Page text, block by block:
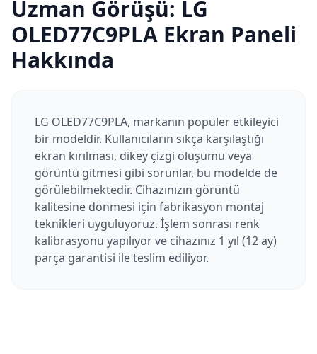
Uzman Görüşü: LG
OLED77C9PLA Ekran Paneli
Hakkında
LG OLED77C9PLA, markanın popüler etkileyici
bir modeldir. Kullanıcıların sıkça karşılaştığı
ekran kırılması, dikey çizgi oluşumu veya
görüntü gitmesi gibi sorunlar, bu modelde de
görülebilmektedir. Cihazınızın görüntü
kalitesine dönmesi için fabrikasyon montaj
teknikleri uyguluyoruz. İşlem sonrası renk
kalibrasyonu yapılıyor ve cihazınız 1 yıl (12 ay)
parça garantisi ile teslim ediliyor.